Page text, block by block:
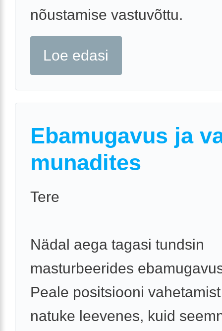
nõustamise vastuvõttu.
Loe edasi
Ebamugavus ja
munadites
Tere
Nädal aega tagasi tundsin
masturbeerides
Peale positsiooni
natuke leevenes, kuid